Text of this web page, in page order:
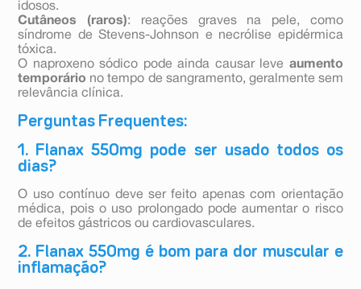
idosos.
Cutâneos (raros): reações graves na pele, como
síndrome de Stevens-Johnson e necrólise epidérmica
tóxica.
O naproxeno sódico pode ainda causar leve aumento
temporário no tempo de sangramento, geralmente sem
relevância clínica.
Perguntas Frequentes:
1. Flanax 550mg pode ser usado todos os
dias?
O uso contínuo deve ser feito apenas com orientação
médica, pois o uso prolongado pode aumentar o risco
de efeitos gástricos ou cardiovasculares.
2. Flanax 550mg é bom para dor muscular e
inflamação?